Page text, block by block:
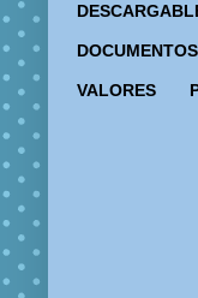
DOCUMENTOS
VALORES